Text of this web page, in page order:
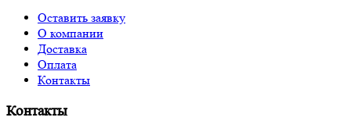
Оставить заявку
О компании
Доставка
Оплата
Контакты
Контакты